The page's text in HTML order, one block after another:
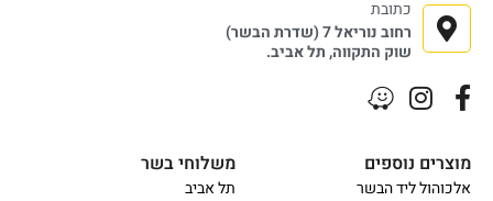
משלוחי בשר
תל אביב
מוצרים נוספים
אלכוהול ליד הבשר
כתובת
רחוב נוריאל 7 (שדרת הבשר)
שוק התקווה, תל אביב.